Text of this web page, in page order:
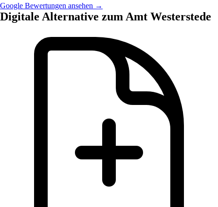
Google Bewertungen ansehen →
Digitale Alternative zum Amt Westerstede